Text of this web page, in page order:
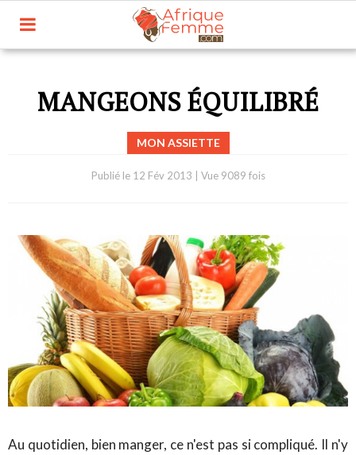
MANGEONS ÉQUILIBRÉ
MON ASSIETTE
Publié le 12 Fév 2013 Vue 9089 fois
Au quotidien, bien manger, ce n'est pas si compliqué. Il n'y